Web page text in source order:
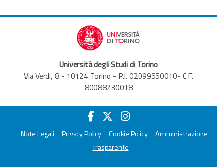
Università degli Studi di Torino
Via Verdi, 8 - 10124 Torino - P.I. 02099550010- C.F.
80088230018
Note Legali Privacy Policy Cookie Policy
Amministrazione
Trasparente